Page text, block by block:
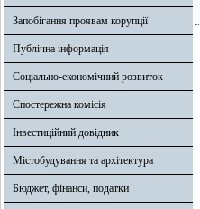
Запобігання проявам корупції
Публічна інформація
Соціально-економічний розвиток
Спостережна комісія
Інвестиційний довідник
Містобудування та архітектура
Бюджет, фінанси, податки